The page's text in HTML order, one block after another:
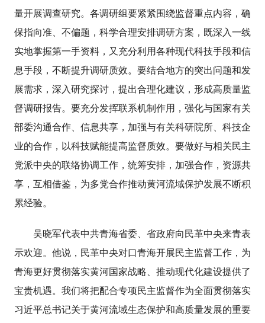
量开展调查研究。各调研组要紧紧围绕监督重点内容，确
保指向准、不偏题，科学合理安排调研方案，既深入一线
实地掌握第一手资料，又充分利用各种现代科技手段和信
息手段，不断提升调研质效。要结合地方的突出问题和发
展需求，深入研究探讨，提出合理化建议，形成高质量监
督调研报告。要充分发挥联系机制作用，强化与国家有关
部委沟通合作、信息共享，加强与有关科研院所、科技企
业的合作，以科技赋能提高监督质效。要做好与相关民主
党派中央的联络协调工作，统筹安排，加强合作，资源共
享，互相借鉴，为多党合作推动黄河流域保护发展不断积
累经验。
吴晓军代表中共青海省委、省政府向民革中央来青表
示欢迎。他说，民革中央对口青海开展民主监督工作，为
青海更好贯彻落实黄河国家战略、推动现代化建设提供了
宝贵机遇。我们将把配合专项民主监督作为全面贯彻落实
习近平总书记关于黄河流域生态保护和高质量发展的重要